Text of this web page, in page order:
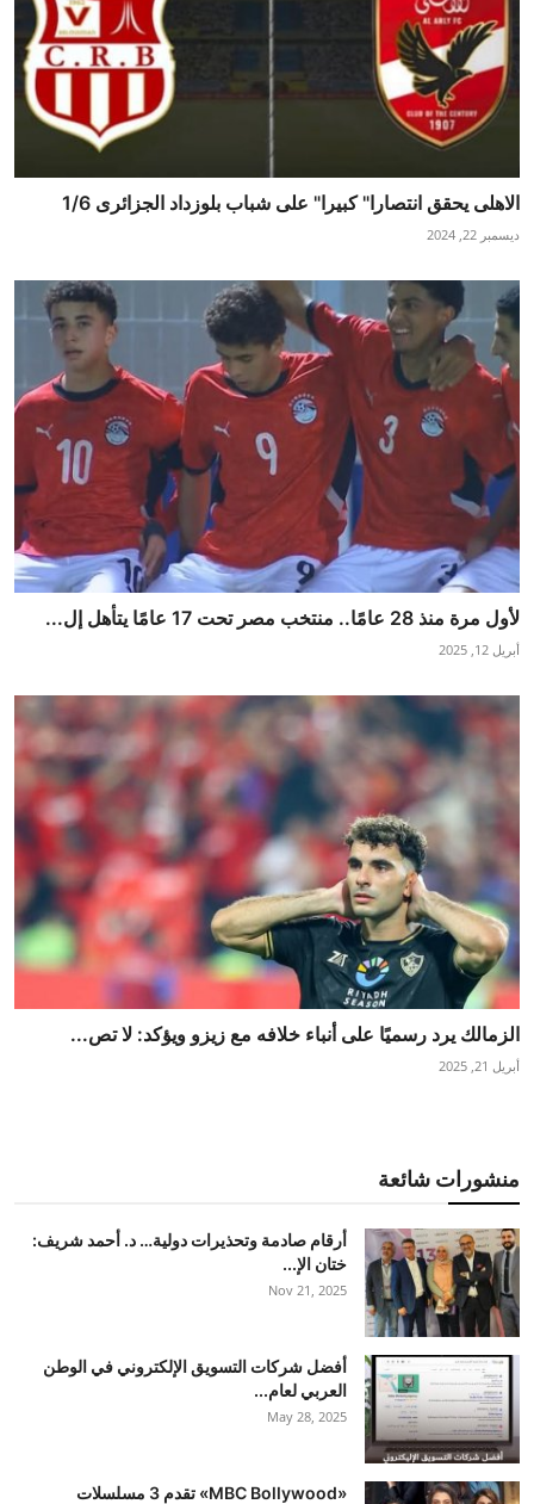
الاهلى يحقق انتصارا" كبيرا" على شباب بلوزداد الجزائرى 1/6
ديسمبر 22, 2024
لأول مرة منذ 28 عامًا.. منتخب مصر تحت 17 عامًا يتأهل إل...
أبريل 12, 2025
الزمالك يرد رسميًا على أنباء خلافه مع زيزو ويؤكد: لا تص...
أبريل 21, 2025
منشورات شائعة
أرقام صادمة وتحذيرات دولية… د. أحمد شريف:
ختان الإ...
Nov 21, 2025
أفضل شركات التسويق الإلكتروني في الوطن
العربي لعام...
May 28, 2025
«MBC Bollywood» تقدم 3 مسلسلات